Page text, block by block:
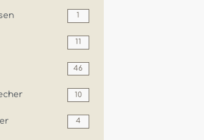
46
10
4